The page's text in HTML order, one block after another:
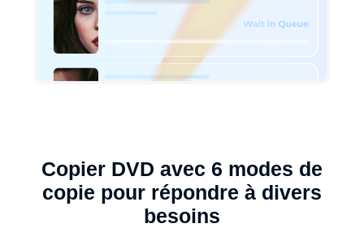
Copier DVD avec 6 modes de
copie pour répondre à divers
besoins